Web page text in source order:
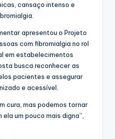
cansaço intenso e
apresentou o Projeto
com fibromialgia no rol
em estabelecimentos
busca reconhecer as
pacientes e assegurar
e acessível.
cura, mas podemos tornar
um pouco mais digna”,